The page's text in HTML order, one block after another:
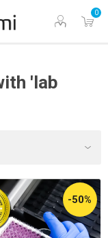
0
'lab
-50%